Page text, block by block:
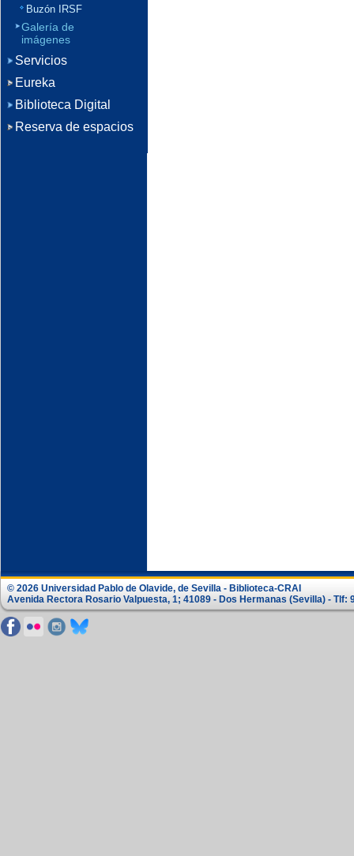
Buzón IRSF
Galería de
imágenes
Servicios
Eureka
Biblioteca Digital
Reserva de espacios
© 2026 Universidad Pablo de Olavide, de Sevilla - Biblioteca-CRAI
Avenida Rectora Rosario Valpuesta, 1; 41089 - Dos Hermanas (Sevilla) - Tlf: